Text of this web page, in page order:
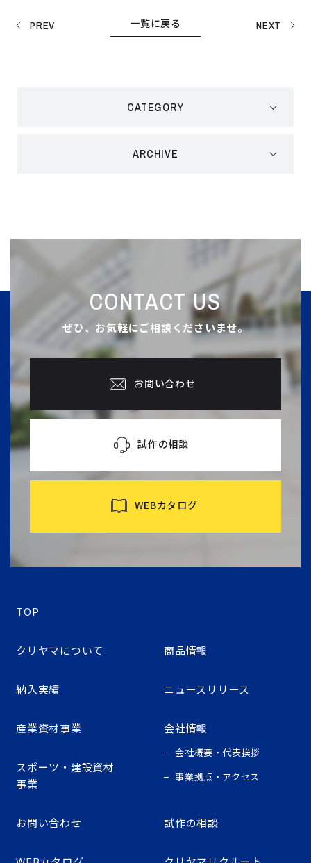
PREV NEXT
一覧に戻る
CATEGORY
ARCHIVE
CONTACT US
ぜひ、お気軽にご相談くださいませ。
お問い合わせ
試作の相談
WEBカタログ
TOP
クリヤマについて 商品情報
納入実績 ニュースリリース
産業資材事業
スポーツ・建設資材
事業
会社情報
会社概要・代表挨拶
事業拠点・アクセス
お問い合わせ 試作の相談